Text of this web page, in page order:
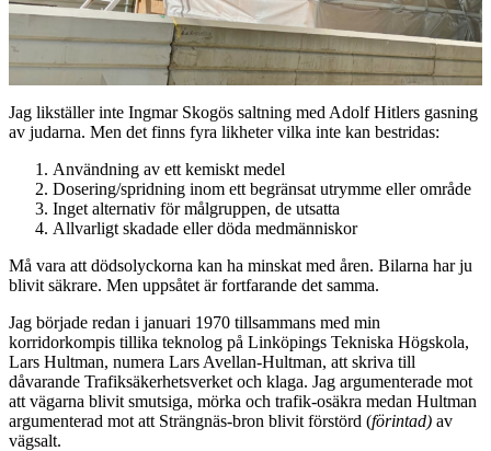
Jag likställer inte Ingmar Skogös saltning med Adolf Hitlers gasning
av judarna. Men det finns fyra likheter vilka inte kan bestridas:
Användning av ett kemiskt medel
Dosering/spridning inom ett begränsat utrymme eller område
Inget alternativ för målgruppen, de utsatta
Allvarligt skadade eller döda medmänniskor
Må vara att dödsolyckorna kan ha minskat med åren. Bilarna har ju
blivit säkrare. Men uppsåtet är fortfarande det samma.
Jag började redan i januari 1970 tillsammans med min
korridorkompis tillika teknolog på Linköpings Tekniska Högskola,
Lars Hultman, numera Lars Avellan-Hultman, att skriva till
dåvarande Trafiksäkerhetsverket och klaga. Jag argumenterade mot
att vägarna blivit smutsiga, mörka och trafik-osäkra medan Hultman
argumenterad mot att Strängnäs-bron blivit förstörd (förintad) av
vägsalt.